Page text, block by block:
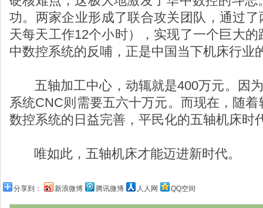
功。两家企业形成了联合攻关团队，通过
天每天工作12个小时），实现了一个巨大
中数控系统的反哺，正是中国当下机床行业
五轴加工中心，动辄就是400万元。因
系统CNC则需要五六十万元。而现在，随
数控系统的日益完善，平民化的五轴机床时
唯如此，五轴机床才能迈进新时代。
分享到： 新浪微博 腾讯微博 人人网 QQ空间